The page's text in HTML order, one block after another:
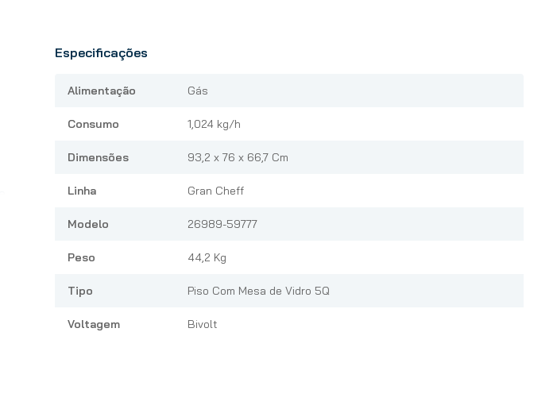
Especificações
Alimentação Gás
Consumo 1,024 kg/h
Dimensões 93,2 x 76 x 66,7 Cm
Linha Gran Cheff
Modelo 26989-59777
Peso 44,2 Kg
Tipo Piso Com Mesa de Vidro 5Q
Voltagem Bivolt